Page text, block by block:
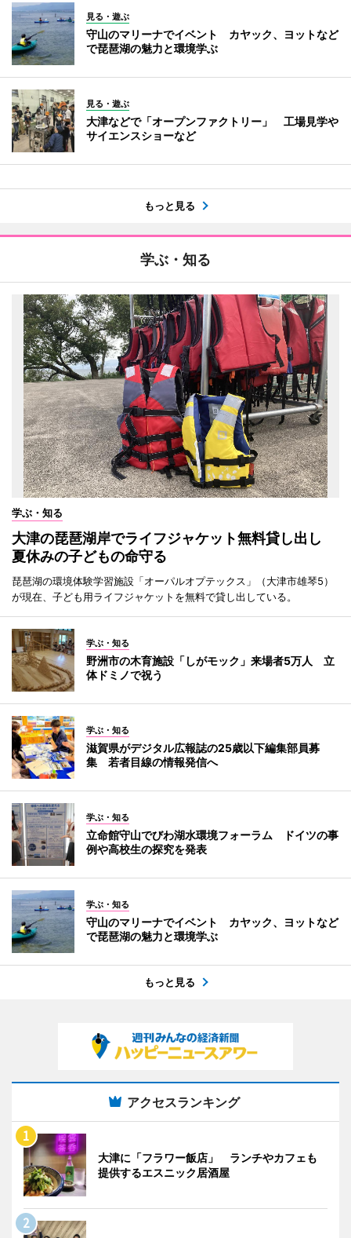
見る・遊ぶ
守山のマリーナでイベント カヤック、ヨットなど
で琵琶湖の魅力と環境学ぶ
見る・遊ぶ
大津などで「オープンファクトリー」 工場見学や
サイエンスショーなど
もっと見る
学ぶ・知る
学ぶ・知る
大津の琵琶湖岸でライフジャケット無料貸し出し
夏休みの子どもの命守る
琵琶湖の環境体験学習施設「オーパルオプテックス」（大津市雄琴5）
が現在、子ども用ライフジャケットを無料で貸し出している。
学ぶ・知る
野洲市の木育施設「しがモック」来場者5万人 立
体ドミノで祝う
学ぶ・知る
滋賀県がデジタル広報誌の25歳以下編集部員募
集 若者目線の情報発信へ
学ぶ・知る
立命館守山でびわ湖水環境フォーラム ドイツの事
例や高校生の探究を発表
学ぶ・知る
守山のマリーナでイベント カヤック、ヨットなど
で琵琶湖の魅力と環境学ぶ
もっと見る
アクセスランキング
大津に「フラワー飯店」 ランチやカフェも
提供するエスニック居酒屋